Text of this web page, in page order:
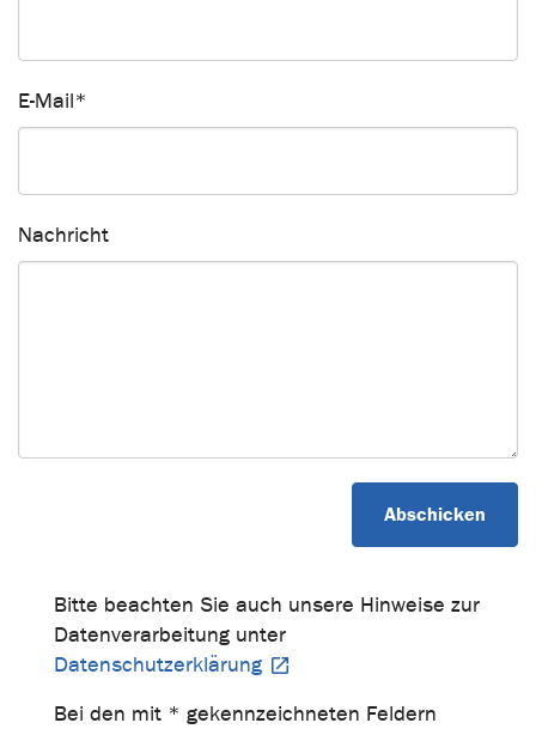
E-Mail*
Nachricht
Bitte beachten Sie auch unsere Hinweise zur
Datenverarbeitung unter
Datenschutzerklärung
Bei den mit * gekennzeichneten Feldern